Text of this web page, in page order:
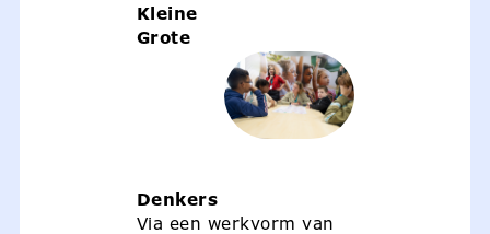
Kleine
Grote
Denkers
Via een werkvorm van